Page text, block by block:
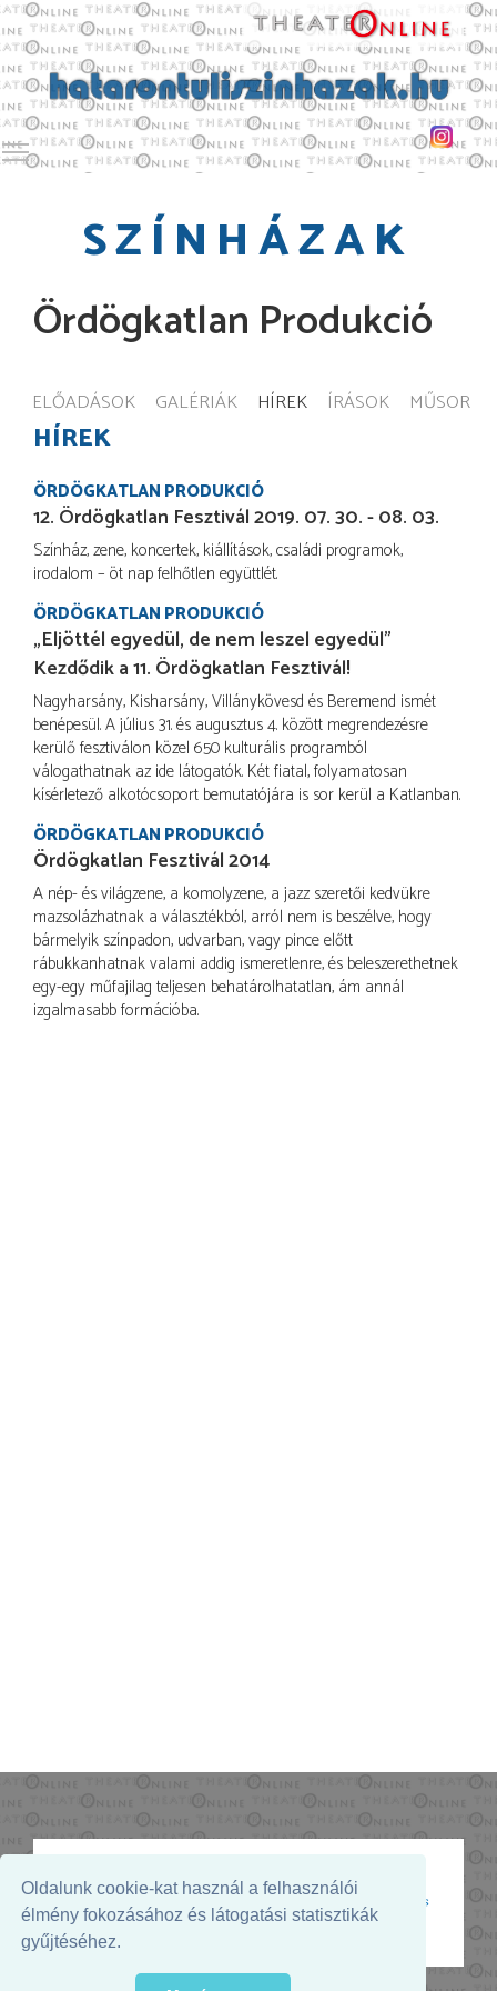
Oldalunk cookie-kat használ a felhasználói
élmény fokozásához és látogatási statisztikák
gyűjtéséhez.
Toggle main menu visibility
SZÍNHÁZAK
Ördögkatlan Produkció
ELŐADÁSOK GALÉRIÁK HÍREK ÍRÁSOK MŰSOR
HÍREK
ÖRDÖGKATLAN PRODUKCIÓ
12. Ördögkatlan Fesztivál 2019. 07. 30. - 08. 03.
Színház, zene, koncertek, kiállítások, családi programok,
irodalom – öt nap felhőtlen együttlét.
ÖRDÖGKATLAN PRODUKCIÓ
„Eljöttél egyedül, de nem leszel egyedül”
Kezdődik a 11. Ördögkatlan Fesztivál!
Nagyharsány, Kisharsány, Villánykövesd és Beremend ismét
benépesül. A július 31. és augusztus 4. között megrendezésre
kerülő fesztiválon közel 650 kulturális programból
válogathatnak az ide látogatók. Két fiatal, folyamatosan
kísérletező alkotócsoport bemutatójára is sor kerül a Katlanban.
ÖRDÖGKATLAN PRODUKCIÓ
Ördögkatlan Fesztivál 2014
A nép- és világzene, a komolyzene, a jazz szeretői kedvükre
mazsolázhatnak a választékból, arról nem is beszélve, hogy
bármelyik színpadon, udvarban, vagy pince előtt
rábukkanhatnak valami addig ismeretlenre, és beleszerethetnek
egy-egy műfajilag teljesen behatárolhatatlan, ám annál
izgalmasabb formációba.
Az oldal megjelenését támogatja: